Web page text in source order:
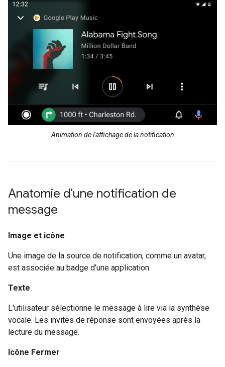
Animation de l'affichage de la notification
Anatomie d'une notification de
message
Image et icône
Une image de la source de notification, comme un avatar,
est associée au badge d'une application.
Texte
L'utilisateur sélectionne le message à lire via la synthèse
vocale. Les invites de réponse sont envoyées après la
lecture du message.
Icône Fermer